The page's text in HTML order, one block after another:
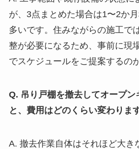
が、3点まとめた場合は1〜2か
多いです。住みながらの施工で
整が必要になるため、事前に現
でスケジュールをご提案するの
Q. 吊り戸棚を撤去してオープン
と、費用はどのくらい変わりま
A. 撤去作業自体はそれほど大き